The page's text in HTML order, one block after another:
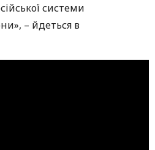
системи
– йдеться в